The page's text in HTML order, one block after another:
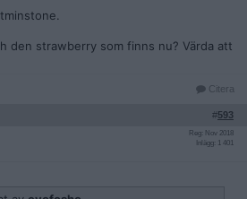
den strawberry som finns nu? Värda att
Citera
#593
Reg: Nov 2018
Inlägg: 1 401